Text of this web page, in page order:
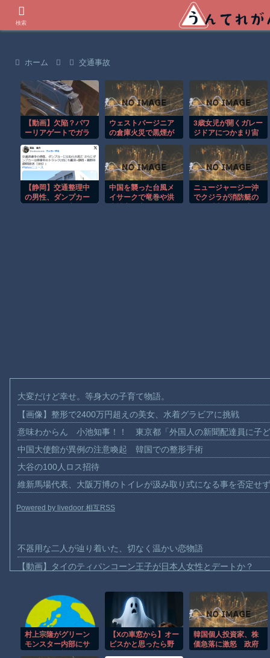
ホーム 交通事故
【動画】欠陥？パワ
ーリアゲートでガラ
うトヨタ・セコイ
ア。
ウェストバージニア
の倉庫火災で黒煙が
像！！
3歳女児が開くガレー
ジドアにつかまり宙
間！！
【静岡】交通整理中
の男性、ダンプカー
中国を襲った台風メ
イサークで竜巻や洪
ニュージャージー沖
でクジラが消防艇の
大変だけど幸せ。等身大の子育て物語。
【画像】整形で2400万円超えの美女、水着グラビアに挑戦
意味わからん 小池知事！！ 東京都「外国人の新聞配達員に子
中国大使館が異例の注意喚起 韓国での整形手術
大谷の100人ロス招待
維新馬場代表、大阪万博のトイレが汲み取り式になる事を否定せ
Powered by livedoor 相互RSS
不器用な二人が辿り着いた、切なく温かい恋物語
【動画】タイのティパンコーン王子が日本人女性とデートか？
AmazonのアツさMax！心も踊る「マンガ毎週末セール（50%還
【動画】これはお見事。中国重慶市で珍しい事故が撮影される。
【画像】十二支合体！！ところでその前足、猫じゃね？
村上宗隆がグリーン
モンスター内部にサ
【Xの車窓から】オー
ビスかと思ったら野
韓国個人投資家、株
価急落に激怒 政府
検索